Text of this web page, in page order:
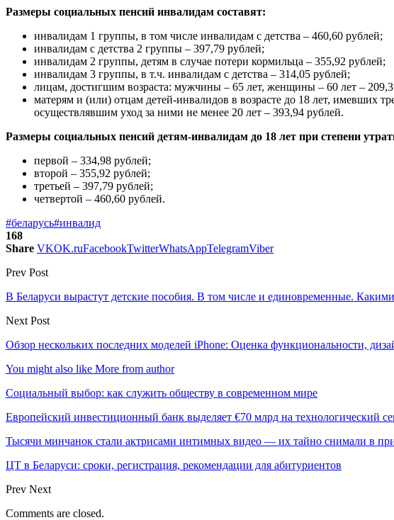
Размеры социальных пенсий инвалидам составят:
инвалидам 1 группы, в том числе инвалидам с детства – 460,60 рублей;
инвалидам с детства 2 группы – 397,79 рублей;
инвалидам 2 группы, детям в случае потери кормильца – 355,92 рублей;
инвалидам 3 группы, в т.ч. инвалидам с детства – 314,05 рублей;
лицам, достигшим возраста: мужчины – 65 лет, женщины – 60 лет –
матерям и (или) отцам детей-инвалидов в возрасте до 18 лет, имевших
осуществлявшим уход за ними не менее 20 лет – 393,94 рублей.
Размеры социальных пенсий детям-инвалидам до 18 лет при степени
первой – 334,98 рублей;
второй – 355,92 рублей;
третьей – 397,79 рублей;
четвертой – 460,60 рублей.
#беларусь#инвалид
168
Share VKOK.ruFacebookTwitterWhatsAppTelegramViber
Prev Post
В Беларуси вырастут детские пособия. В том числе и единовременные.
Next Post
Обзор нескольких последних моделей iPhone: Оценка функциональности,
You might also like More from author
Социальный выбор: как служить обществу в современном мире
Европейский инвестиционный банк выделяет €70 млрд на технологический
Тысячи минчанок стали актрисами интимных видео — их тайно снимали в
ЦТ в Беларуси: сроки, регистрация, рекомендации для абитуриентов
Prev Next
Comments are closed.